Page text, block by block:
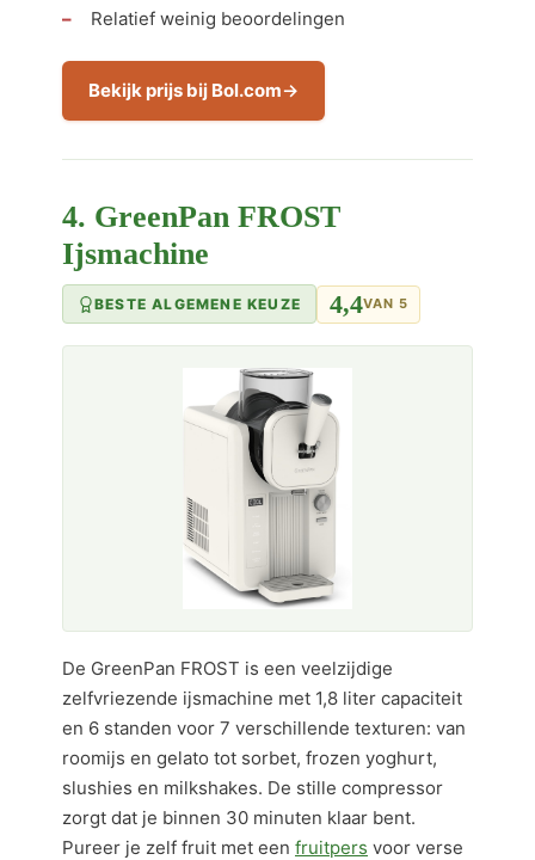
Relatief weinig beoordelingen
Bekijk prijs bij Bol.com
4. GreenPan FROST
Ijsmachine
BESTE ALGEMENE KEUZE 4,4VAN 5
De GreenPan FROST is een veelzijdige
zelfvriezende ijsmachine met 1,8 liter capaciteit
en 6 standen voor 7 verschillende texturen: van
roomijs en gelato tot sorbet, frozen yoghurt,
slushies en milkshakes. De stille compressor
zorgt dat je binnen 30 minuten klaar bent.
Pureer je zelf fruit met een fruitpers voor verse